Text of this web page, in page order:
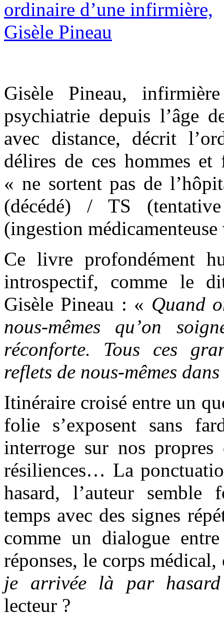
Gisèle Pineau,
psychiatrie depuis l’âge
avec distance, décrit
délires de ces hommes
« ne sortent pas de
(décédé) / TS
(ingestion
Ce livre profondément
introspectif, comme le
Gisèle Pineau : « Quand
nous-mêmes qu’on
réconforte. Tous ces
reflets de nous-mêmes
Itinéraire croisé entre un
folie s’exposent sans
interroge sur nos propres
résiliences… La
hasard, l’auteur semble
temps avec des signes
comme un dialogue
réponses, le corps
je arrivée là par
lecteur ?